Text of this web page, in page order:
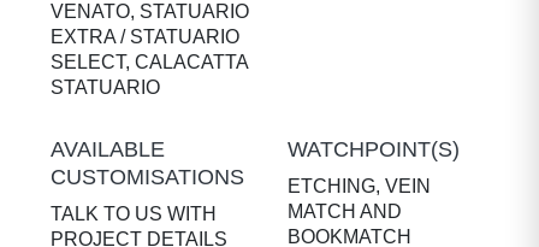
VENATO, STATUARIO
EXTRA / STATUARIO
SELECT, CALACATTA
STATUARIO
AVAILABLE
CUSTOMISATIONS
TALK TO US WITH
PROJECT DETAILS
WATCHPOINT(S)
ETCHING, VEIN
MATCH AND
BOOKMATCH